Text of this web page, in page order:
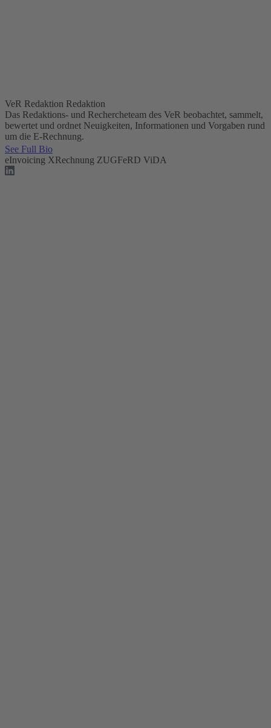
VeR Redaktion Redaktion
Das Redaktions- und Rechercheteam des VeR beobachtet, sammelt,
bewertet und ordnet Neuigkeiten, Informationen und Vorgaben rund
um die E-Rechnung.
See Full Bio
eInvoicing XRechnung ZUGFeRD ViDA